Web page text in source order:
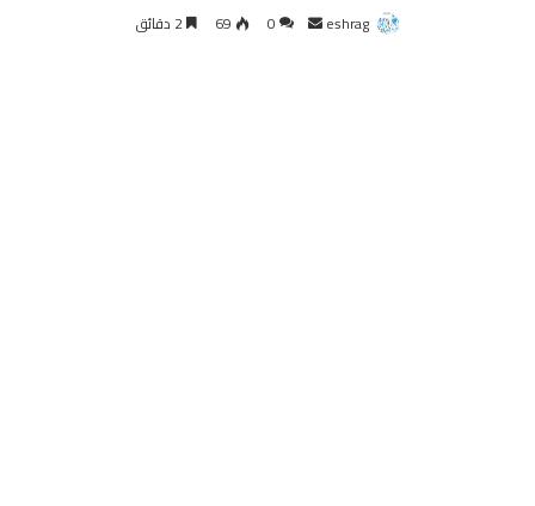
eshrag
أرسل 0
69 2 دقائق